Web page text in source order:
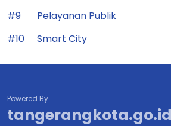
#9
Pelayanan Publik
#10
Smart City
Powered By
tangerangkota.go.id